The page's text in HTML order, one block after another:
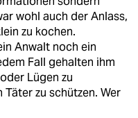
wohl auch der Anlass,
zu kochen.
Anwalt noch ein
Fall gehalten ihm
Lügen zu
zu schützen. Wer